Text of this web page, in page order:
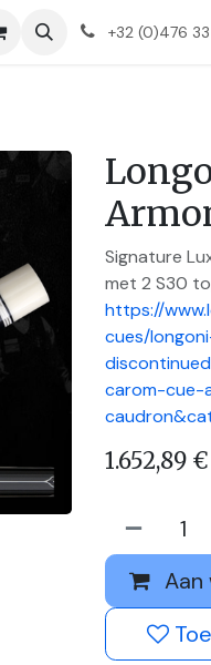
+32 (0)476
Signature
met 2 S30
https://
cues/
carom-cue-
1.652,89€
Aan